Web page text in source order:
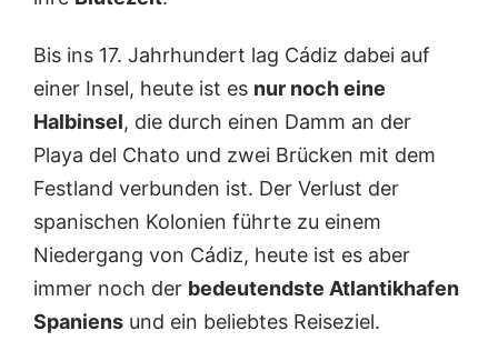
Bis ins 17. Jahrhundert lag Cádiz dabei auf
einer Insel, heute ist es nur noch eine
Halbinsel, die durch einen Damm an der
Playa del Chato und zwei Brücken mit dem
Festland verbunden ist. Der Verlust der
spanischen Kolonien führte zu einem
Niedergang von Cádiz, heute ist es aber
immer noch der bedeutendste Atlantikhafen
Spaniens und ein beliebtes Reiseziel.